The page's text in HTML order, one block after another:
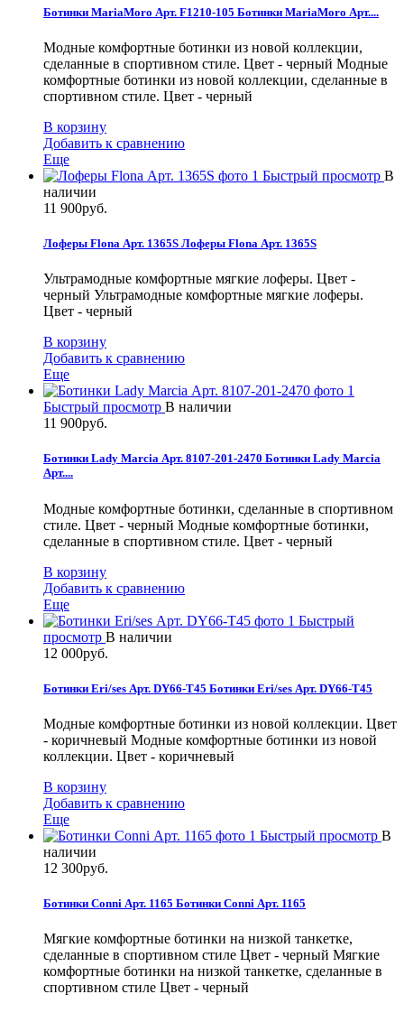
Ботинки MariaMoro Арт. F1210-105 Ботинки MariaMoro Арт....
Модные комфортные ботинки из новой коллекции,
сделанные в спортивном стиле. Цвет - черный Модные
комфортные ботинки из новой коллекции, сделанные в
спортивном стиле. Цвет - черный
В корзину
Добавить к сравнению
Еще
Быстрый просмотр В
наличии
11 900руб.
Лоферы Flona Арт. 1365S Лоферы Flona Арт. 1365S
Ультрамодные комфортные мягкие лоферы. Цвет -
черный Ультрамодные комфортные мягкие лоферы.
Цвет - черный
В корзину
Добавить к сравнению
Еще
Быстрый просмотр В наличии
11 900руб.
Ботинки Lady Marcia Арт. 8107-201-2470 Ботинки Lady Marcia
Арт....
Модные комфортные ботинки, сделанные в спортивном
стиле. Цвет - черный Модные комфортные ботинки,
сделанные в спортивном стиле. Цвет - черный
В корзину
Добавить к сравнению
Еще
Быстрый
просмотр В наличии
12 000руб.
Ботинки Eri/ses Арт. DY66-T45 Ботинки Eri/ses Арт. DY66-T45
Модные комфортные ботинки из новой коллекции. Цвет
- коричневый Модные комфортные ботинки из новой
коллекции. Цвет - коричневый
В корзину
Добавить к сравнению
Еще
Быстрый просмотр В
наличии
12 300руб.
Ботинки Conni Арт. 1165 Ботинки Conni Арт. 1165
Мягкие комфортные ботинки на низкой танкетке,
сделанные в спортивном стиле Цвет - черный Мягкие
комфортные ботинки на низкой танкетке, сделанные в
спортивном стиле Цвет - черный